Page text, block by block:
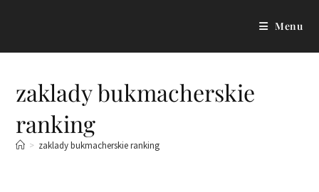
Menu
zaklady bukmacherskie
ranking
> zaklady bukmacherskie ranking